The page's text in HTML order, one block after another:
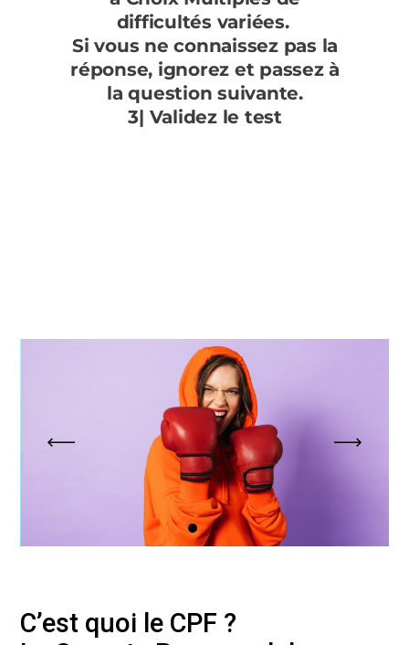
C’est quoi le CPF ?